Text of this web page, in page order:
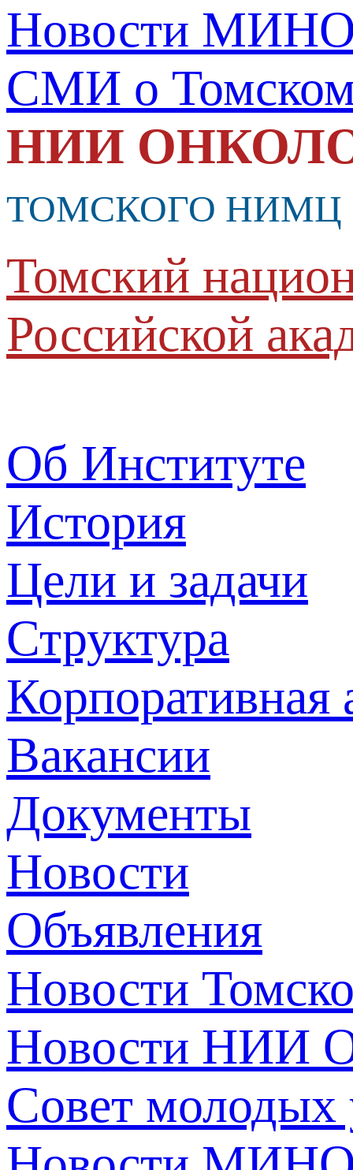
Новости
СМИ о
НИИ
ТОМСКОГО НИМЦ
Томский
Российской
Об Институте
История
Цели и задачи
Структура
Корпоративная
Вакансии
Документы
Новости
Объявления
Новости
Новости НИИ
Совет молодых